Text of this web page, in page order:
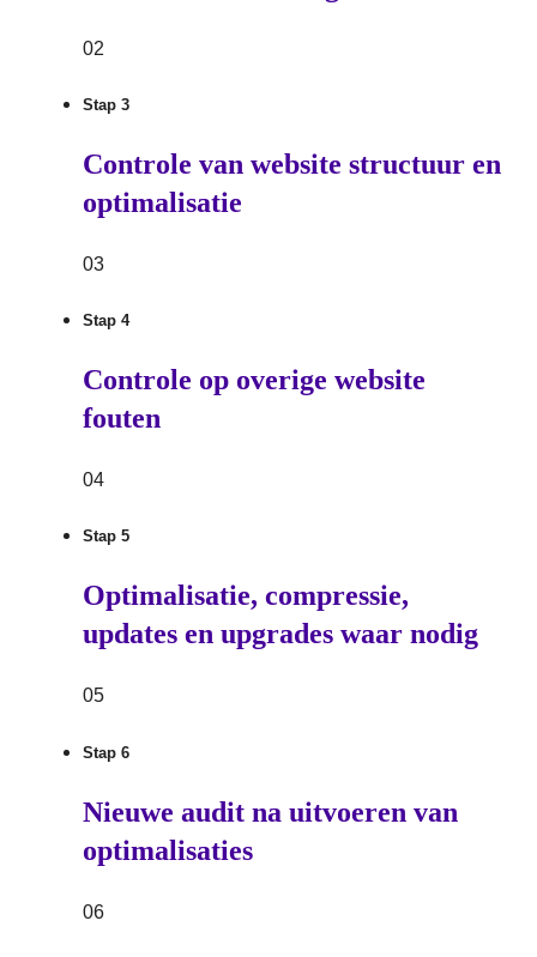
02
Stap 3
Controle van website structuur en
optimalisatie
03
Stap 4
Controle op overige website
fouten
04
Stap 5
Optimalisatie, compressie,
updates en upgrades waar nodig
05
Stap 6
Nieuwe audit na uitvoeren van
optimalisaties
06